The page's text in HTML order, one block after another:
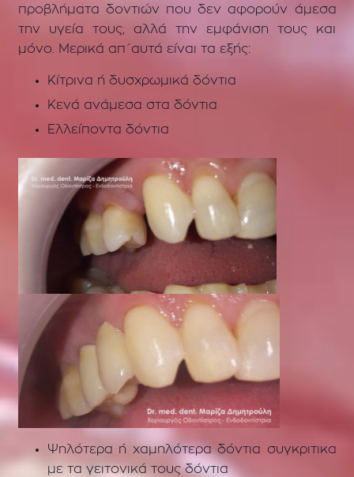
προβλήματα δοντιών που δεν αφορούν άμεσα
την υγεία τους, αλλά την εμφάνιση τους και
μόνο. Μερικά απ΄αυτά είναι τα εξής:
Κίτρινα ή δυσχρωμικά δόντια
Κενά ανάμεσα στα δόντια
Ελλείποντα δόντια
Ψηλότερα ή χαμηλότερα δόντια συγκριτικα
με τα γειτονικά τους δόντια